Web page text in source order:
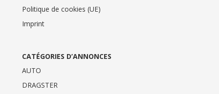
Politique de cookies (UE)
Imprint
CATÉGORIES D’ANNONCES
AUTO
DRAGSTER